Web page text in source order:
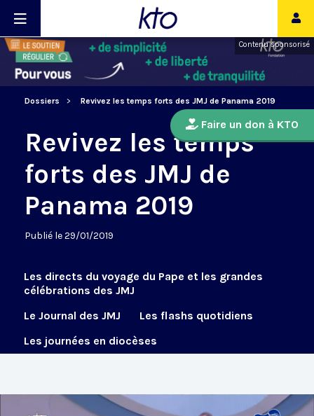
Contenu sponsorisé
Dossiers Revivez les temps forts des JMJ de Panama 2019
Faire un don à KTO
Revivez les temps
forts des JMJ de
Panama 2019
Publié le 29/01/2019
Les directs du voyage du Pape et les grandes
célébrations des JMJ
Le Journal des JMJ
Les flashs quotidiens
Les journées en diocèses